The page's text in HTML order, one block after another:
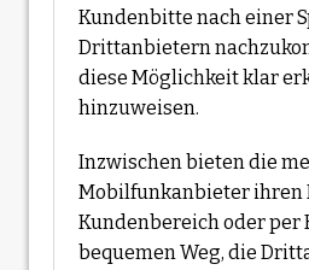
Kundenbitte nach einer
Drittanbietern
diese Möglichkeit klar
hinzuweisen.
Inzwischen bieten die
Mobilfunkanbieter ihren
Kundenbereich oder per
bequemen Weg, die